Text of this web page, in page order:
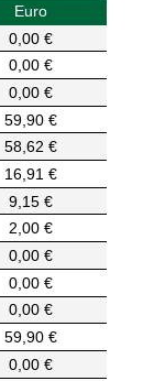
Euro
0,00 €
0,00 €
0,00 €
59,90 €
58,62 €
16,91 €
9,15 €
2,00 €
0,00 €
0,00 €
0,00 €
59,90 €
0,00 €